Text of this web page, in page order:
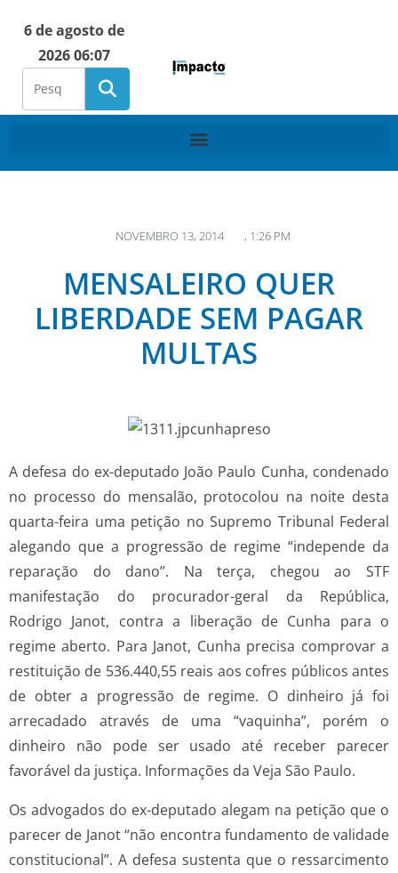
6 de agosto de
2026 06:07
NOVEMBRO 13, 2014 , 1:26 PM
MENSALEIRO QUER
LIBERDADE SEM PAGAR
MULTAS
A defesa do ex-deputado João Paulo Cunha, condenado
no processo do mensalão, protocolou na noite desta
quarta-feira uma petição no Supremo Tribunal Federal
alegando que a progressão de regime “independe da
reparação do dano”. Na terça, chegou ao STF
manifestação do procurador-geral da República,
Rodrigo Janot, contra a liberação de Cunha para o
regime aberto. Para Janot, Cunha precisa comprovar a
restituição de 536.440,55 reais aos cofres públicos antes
de obter a progressão de regime. O dinheiro já foi
arrecadado através de uma “vaquinha”, porém o
dinheiro não pode ser usado até receber parecer
favorável da justiça. Informações da Veja São Paulo.
Os advogados do ex-deputado alegam na petição que o
parecer de Janot “não encontra fundamento de validade
constitucional”. A defesa sustenta que o ressarcimento